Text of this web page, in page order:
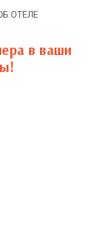
ОТЕЛЕ
в ваши